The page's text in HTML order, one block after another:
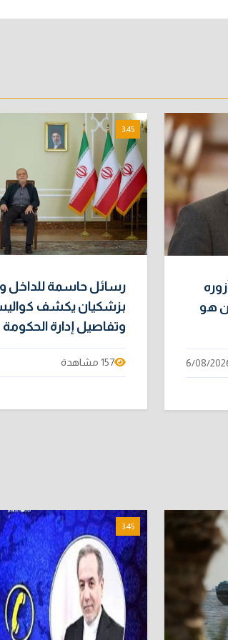
هو
6/08/
3:45
رسائل حاسمة للداخل
بزشكيان يكشف
وتفاصيل إدارة الحكومة
157 مشاهدة
3:45